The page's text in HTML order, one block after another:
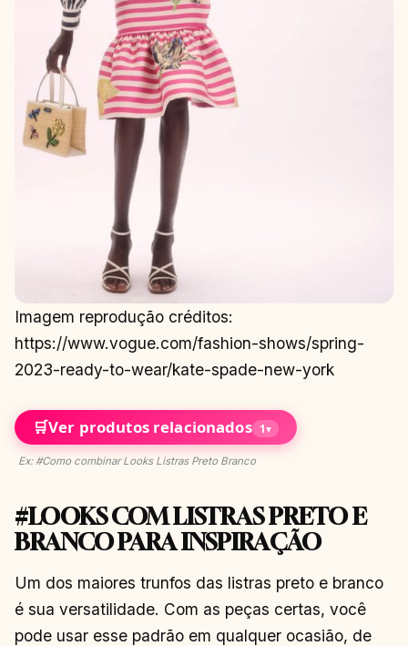
Imagem reprodução créditos:
https://www.vogue.com/fashion-shows/spring-
2023-ready-to-wear/kate-spade-new-york
🛒Ver produtos relacionados 1▾
Ex: #Como combinar Looks Listras Preto Branco
#LOOKS COM LISTRAS PRETO E
BRANCO PARA INSPIRAÇÃO
Um dos maiores trunfos das listras preto e branco
é sua versatilidade. Com as peças certas, você
pode usar esse padrão em qualquer ocasião, de